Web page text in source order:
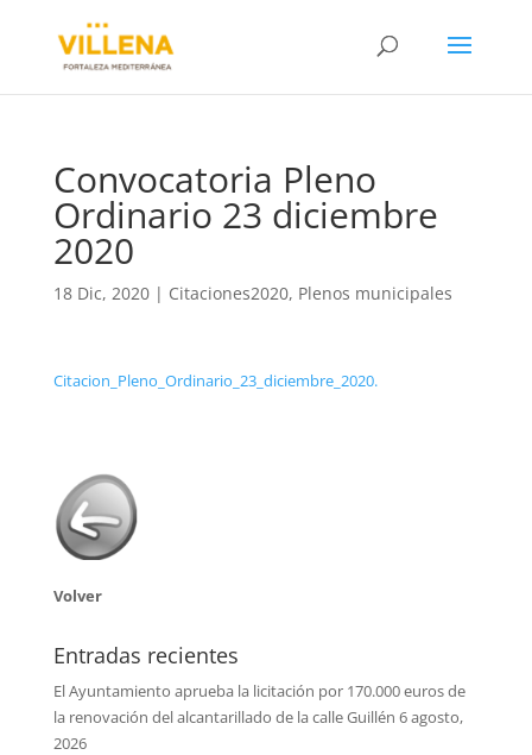
Convocatoria Pleno
Ordinario 23 diciembre
2020
18 Dic, 2020| Citaciones2020, Plenos municipales
Citacion_Pleno_Ordinario_23_diciembre_2020.
Volver
Entradas recientes
El Ayuntamiento aprueba la licitación por 170.000 euros de
la renovación del alcantarillado de la calle Guillén 6 agosto,
2026